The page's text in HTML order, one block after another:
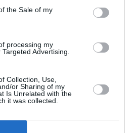
the Sale of my
processing my
Advertising.
Collection, Use,
or Sharing of my
Is Unrelated with the
it was collected.
NOUS SOUTENIR
COMMENTAIRES
: